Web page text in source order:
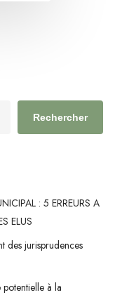
Rechercher
: 5 ERREURS A
ELUS
des jurisprudences
à la